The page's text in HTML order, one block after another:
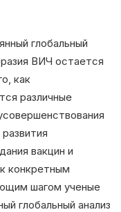
глобальный
ВИЧ остается
как
различные
вакцин и
конкретным
шагом ученые
глобальный анализ